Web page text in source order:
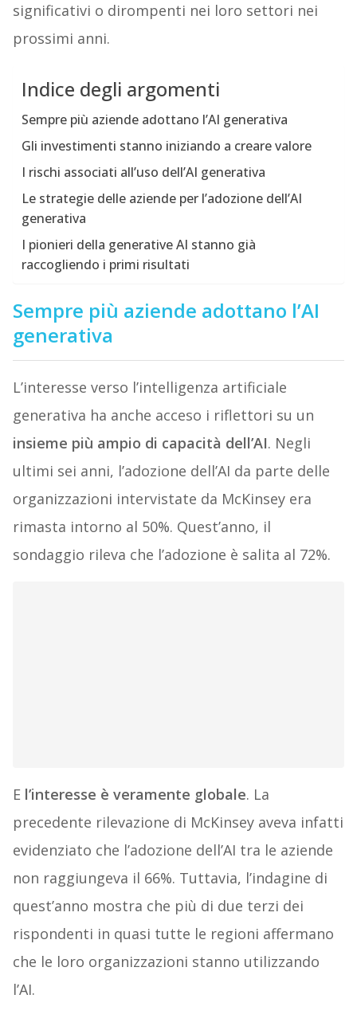
significativi o dirompenti nei loro settori nei
prossimi anni.
Indice degli argomenti
Sempre più aziende adottano l’AI generativa
Gli investimenti stanno iniziando a creare valore
I rischi associati all’uso dell’AI generativa
Le strategie delle aziende per l’adozione dell’AI
generativa
I pionieri della generative AI stanno già
raccogliendo i primi risultati
Sempre più aziende adottano l’AI
generativa
L’interesse verso l’intelligenza artificiale
generativa ha anche acceso i riflettori su un
insieme più ampio di capacità dell’AI. Negli
ultimi sei anni, l’adozione dell’AI da parte delle
organizzazioni intervistate da McKinsey era
rimasta intorno al 50%. Quest’anno, il
sondaggio rileva che l’adozione è salita al 72%.
E l’interesse è veramente globale. La
precedente rilevazione di McKinsey aveva infatti
evidenziato che l’adozione dell’AI tra le aziende
non raggiungeva il 66%. Tuttavia, l’indagine di
quest’anno mostra che più di due terzi dei
rispondenti in quasi tutte le regioni affermano
che le loro organizzazioni stanno utilizzando
l’AI.